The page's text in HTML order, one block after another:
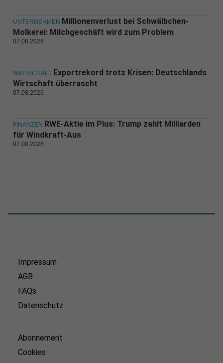
UNTERNEHMEN Millionenverlust bei Schwälbchen-
Molkerei: Milchgeschäft wird zum Problem
07.08.2026
WIRTSCHAFT Exportrekord trotz Krisen: Deutschlands
Wirtschaft überrascht
07.08.2026
FINANZEN RWE-Aktie im Plus: Trump zahlt Milliarden
für Windkraft-Aus
07.08.2026
Impressum
AGB
FAQs
Datenschutz
Abonnement
Cookies